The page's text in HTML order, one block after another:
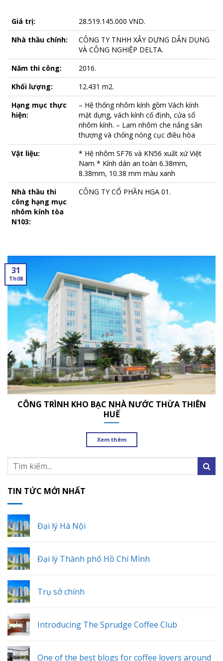
Giá trị:
28.519.145.000 VND.
Nhà thầu chính:
CÔNG TY TNHH XÂY DỰNG DÂN DỤNG
VÀ CÔNG NGHIỆP DELTA.
Năm thi công:
2016.
Khối lượng:
12.431 m2.
Hạng mục thực
hiện:
– Hệ thống nhôm kính gồm Vách kính
mặt dựng, vách kính cố định, cửa sổ
nhôm kính. – Lam nhôm che nắng sân
thượng và chống nóng cục điều hòa
Vật liệu:
* Hệ nhôm SF76 và KN56 xuất xứ Việt
Nam * Kính dán an toàn 6.38mm,
8.38mm, 10.38 mm màu xanh
Nhà thầu thi
công hạng mục
nhôm kính tòa
N103:
CÔNG TY CỔ PHẦN HGA 01.
31
Th08
CÔNG TRÌNH KHO BẠC NHÀ NƯỚC THỪA THIÊN
HUẾ
Xem thêm
TIN TỨC MỚI NHẤT
Đại lý Hà Nội
Đại lý Thành phố Hồ Chí Mình
Trụ sở chính
Introducing The Sprudge Coffee Club
One of the best blogs for coffee lovers around